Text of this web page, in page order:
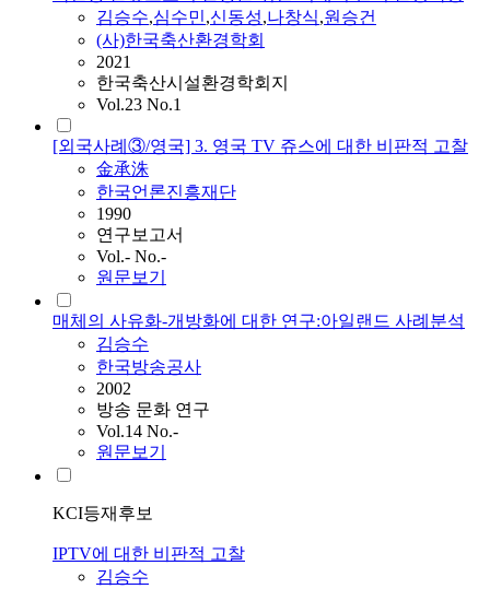
김승수,심수민,신동성,나창식,원승건
(사)한국축산환경학회
2021
한국축산시설환경학회지
Vol.23 No.1
[외국사례③/영국] 3. 영국 TV 쥬스에 대한 비판적 고찰
金承洙
한국언론진흥재단
1990
연구보고서
Vol.- No.-
원문보기
매체의 사유화-개방화에 대한 연구:아일랜드 사례분석
김승수
한국방송공사
2002
방송 문화 연구
Vol.14 No.-
원문보기
KCI등재후보
IPTV에 대한 비판적 고찰
김승수